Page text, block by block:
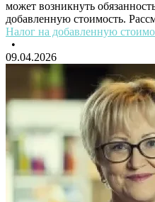
может возникнуть
добавленную стоимость.
Налог на добавленную
•
09.04.2026